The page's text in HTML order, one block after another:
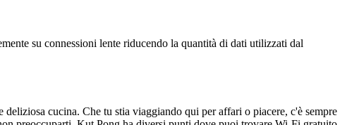
su connessioni lente riducendo la quantità di dati utilizzati dal
cucina. Che tu stia viaggiando qui per affari o piacere, c'è sempre